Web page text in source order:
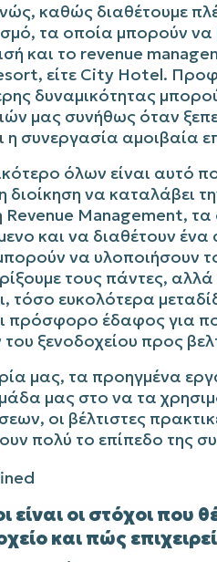
καθώς διαθέτουμε
τα οποία μπορούν να
και το revenue
είτε City Hotel.
δυναμικότητας
μας συνήθως όταν
η συνεργασία αμοιβαία
όλων είναι αυτό
διοίκηση να καταλάβει
Revenue Management,
και να διαθέτουν
να υλοποιήσουν
τους πάντες,
τόσο ευκολότερα
πρόσφορο έδαφος για
ξενοδοχείου προς
μας, τα προηγμένα
μας στο να τα
οι βέλτιστες
πολύ το επίπεδο της
είναι οι στόχοι που
και πώς